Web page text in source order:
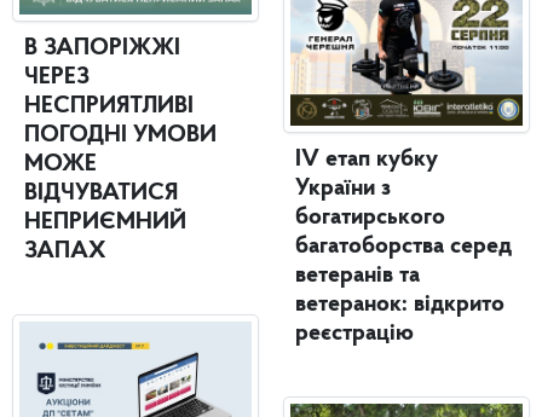
В ЗАПОРІЖЖІ
ЧЕРЕЗ
НЕСПРИЯТЛИВІ
ПОГОДНІ УМОВИ
МОЖЕ
ВІДЧУВАТИСЯ
НЕПРИЄМНИЙ
ЗАПАХ
IV етап кубку
України з
богатирського
багатоборства серед
ветеранів та
ветеранок: відкрито
реєстрацію